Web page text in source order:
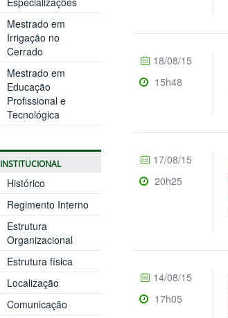
Mestrado em
Irrigação no
Cerrado
Mestrado em
Educação
Profissional e
Tecnológica
INSTITUCIONAL
Histórico
Regimento Interno
Estrutura
Organizacional
Estrutura física
Localização
Comunicação
18/08/15
15h48
17/08/15
20h25
14/08/15
17h05